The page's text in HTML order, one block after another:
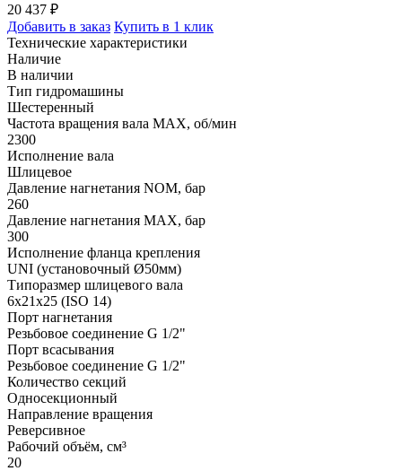
20 437 ₽
Добавить в заказ Купить в 1 клик
Технические характеристики
Наличие
В наличии
Тип гидромашины
Шестеренный
Частота вращения вала MAX, об/мин
2300
Исполнение вала
Шлицевое
Давление нагнетания NOM, бар
260
Давление нагнетания MAX, бар
300
Исполнение фланца крепления
UNI (установочный Ø50мм)
Типоразмер шлицевого вала
6x21x25 (ISO 14)
Порт нагнетания
Резьбовое соединение G 1/2"
Порт всасывания
Резьбовое соединение G 1/2"
Количество секций
Односекционный
Направление вращения
Реверсивное
Рабочий объём, см³
20